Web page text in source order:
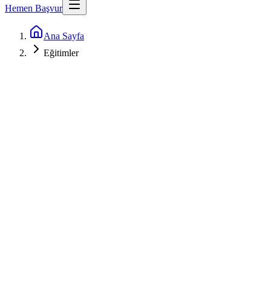
Hemen Başvur
Ana Sayfa
Eğitimler